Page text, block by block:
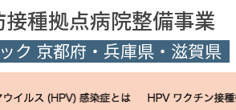
接種拠点病院整備事業
ク 京都府・兵庫県・滋賀県